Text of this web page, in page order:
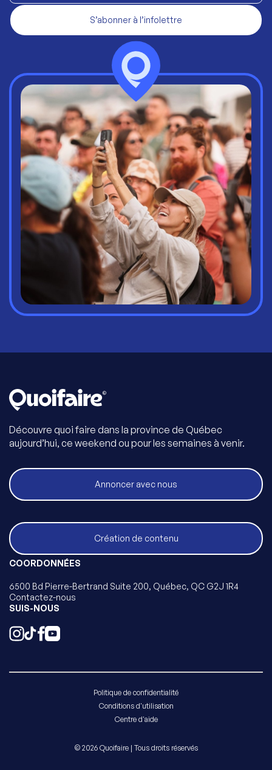
S’abonner à l’infolettre
Découvre quoi faire dans la province de Québec
aujourd’hui, ce weekend ou pour les semaines à venir.
Annoncer avec nous
Création de contenu
COORDONNÉES
6500 Bd Pierre-Bertrand Suite 200, Québec, QC G2J 1R4
Contactez-nous
SUIS-NOUS
Politique de confidentialité
Conditions d'utilisation
Centre d'aide
© 2026 Quoifaire | Tous droits réservés